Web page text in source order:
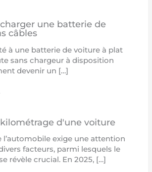
une batterie de
câbles
à une batterie de voiture à plat
sans chargeur à disposition
devenir un […]
d'une voiture
l’automobile exige une attention
facteurs, parmi lesquels le
révèle crucial. En 2025, […]